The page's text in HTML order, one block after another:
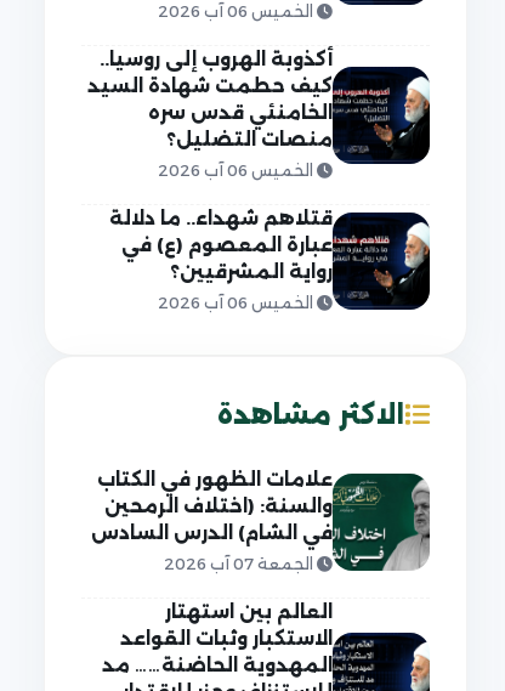
الخميس 06 آب 2026
أكذوبة الهروب إلى روسيا..
كيف حطمت شهادة السيد
الخامنئي قدس سره
منصات التضليل؟
الخميس 06 آب 2026
قتلاهم شهداء.. ما دلالة
عبارة المعصوم (ع) في
رواية المشرقيين؟
الخميس 06 آب 2026
الاكثر مشاهدة
علامات الظهور في الكتاب
والسنة: (اختلاف الرمحين
في الشام) الدرس السادس
الجمعة 07 آب 2026
العالم بين استهتار
الاستكبار وثبات القواعد
المهدوية الحاضنة…… مد